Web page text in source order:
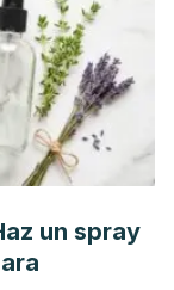
N. (2016). Parto
de Medicina
un spray